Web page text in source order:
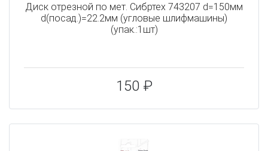
Диск отрезной по мет. Сибртех 743207 d=150мм
d(посад.)=22.2мм (угловые шлифмашины)
(упак.:1шт)
150 ₽